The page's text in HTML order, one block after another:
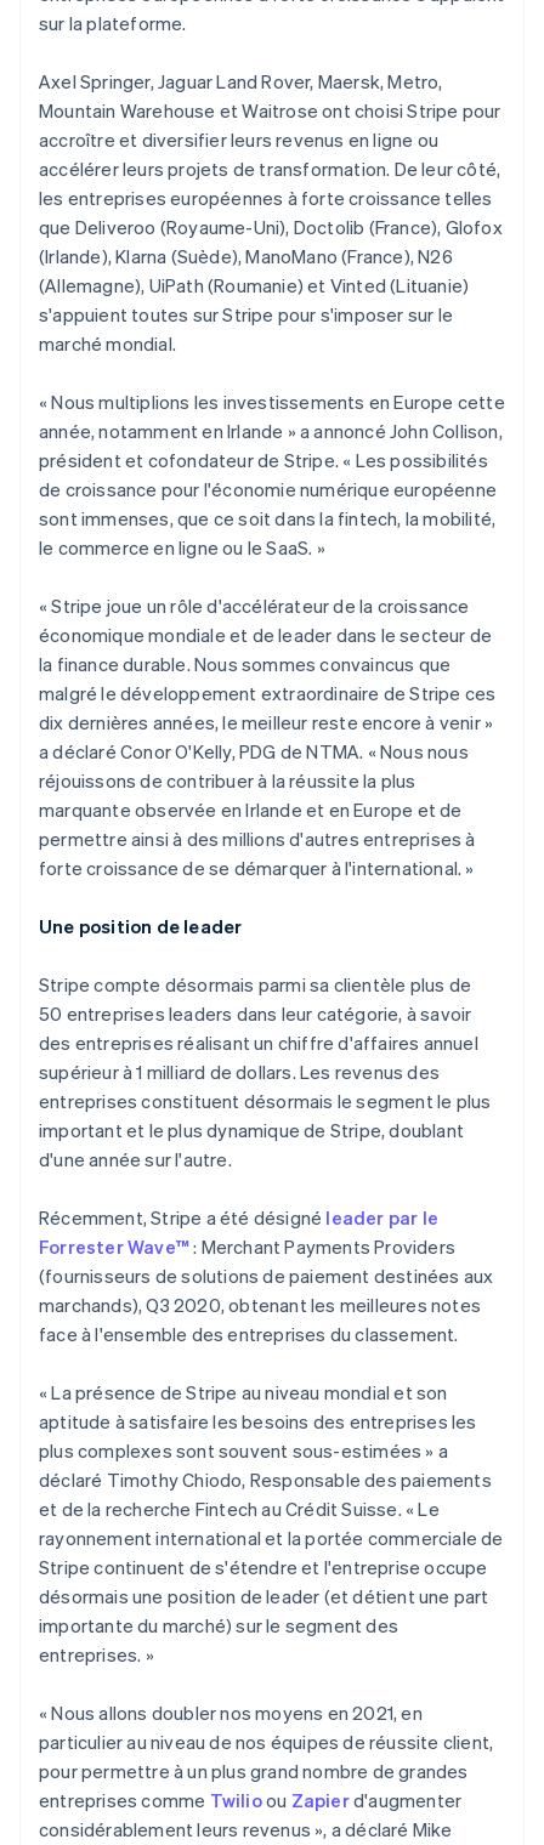
Découvrez comment Stripe construit l’infrastructure
Regarder la vidéo
sur la plateforme.
Axel Springer, Jaguar Land Rover, Maersk, Metro,
Mountain Warehouse et Waitrose ont choisi Stripe pour
accroître et diversifier leurs revenus en ligne ou
accélérer leurs projets de transformation. De leur côté,
les entreprises européennes à forte croissance telles
que Deliveroo (Royaume-Uni), Doctolib (France), Glofox
(Irlande), Klarna (Suède), ManoMano (France), N26
(Allemagne), UiPath (Roumanie) et Vinted (Lituanie)
s'appuient toutes sur Stripe pour s'imposer sur le
marché mondial.
« Nous multiplions les investissements en Europe cette
année, notamment en Irlande » a annoncé John Collison,
président et cofondateur de Stripe. « Les possibilités
de croissance pour l'économie numérique européenne
sont immenses, que ce soit dans la fintech, la mobilité,
le commerce en ligne ou le SaaS. »
« Stripe joue un rôle d'accélérateur de la croissance
économique mondiale et de leader dans le secteur de
la finance durable. Nous sommes convaincus que
malgré le développement extraordinaire de Stripe ces
dix dernières années, le meilleur reste encore à venir »
a déclaré Conor O'Kelly, PDG de NTMA. « Nous nous
réjouissons de contribuer à la réussite la plus
marquante observée en Irlande et en Europe et de
permettre ainsi à des millions d'autres entreprises à
forte croissance de se démarquer à l'international. »
Une position de leader
Stripe compte désormais parmi sa clientèle plus de
50 entreprises leaders dans leur catégorie, à savoir
des entreprises réalisant un chiffre d'affaires annuel
supérieur à 1 milliard de dollars. Les revenus des
entreprises constituent désormais le segment le plus
important et le plus dynamique de Stripe, doublant
d'une année sur l'autre.
Récemment, Stripe a été désigné leader par le
Forrester Wave™: Merchant Payments Providers
(fournisseurs de solutions de paiement destinées aux
marchands), Q3 2020, obtenant les meilleures notes
face à l'ensemble des entreprises du classement.
« La présence de Stripe au niveau mondial et son
aptitude à satisfaire les besoins des entreprises les
plus complexes sont souvent sous-estimées » a
déclaré Timothy Chiodo, Responsable des paiements
et de la recherche Fintech au Crédit Suisse. « Le
rayonnement international et la portée commerciale de
Stripe continuent de s'étendre et l'entreprise occupe
désormais une position de leader (et détient une part
importante du marché) sur le segment des
entreprises. »
« Nous allons doubler nos moyens en 2021, en
particulier au niveau de nos équipes de réussite client,
pour permettre à un plus grand nombre de grandes
entreprises comme Twilioou Zapierd'augmenter
considérablement leurs revenus », a déclaré Mike
Allemagne
DeutschEnglish
Australie
English
DeutschEnglish
Belgique
NederlandsFrançaisDeutschEnglish
Brésil
PortuguêsEnglish
Bulgarie
English
Canada
EnglishFrançais
Chine continentale
简体中文 English
Chypre
Croatie
English Italiano
Danemark
English
Émirats arabes unis
English